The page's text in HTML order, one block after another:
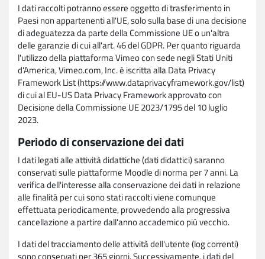
I dati raccolti potranno essere oggetto di trasferimento in
Paesi non appartenenti all'UE, solo sulla base di una decisione
di adeguatezza da parte della Commissione UE o un'altra
delle garanzie di cui all'art. 46 del GDPR. Per quanto riguarda
l'utilizzo della piattaforma Vimeo con sede negli Stati Uniti
d'America, Vimeo.com, Inc. è iscritta alla Data Privacy
Framework List (https://www.dataprivacyframework.gov/list)
di cui al EU-US Data Privacy Framework approvato con
Decisione della Commissione UE 2023/1795 del 10 luglio
2023.
Periodo di conservazione dei dati
I dati legati alle attività didattiche (dati didattici) saranno
conservati sulle piattaforme Moodle di norma per 7 anni. La
verifica dell'interesse alla conservazione dei dati in relazione
alle finalità per cui sono stati raccolti viene comunque
effettuata periodicamente, provvedendo alla progressiva
cancellazione a partire dall'anno accademico più vecchio.
I dati del tracciamento delle attività dell'utente (log correnti)
sono conservati per 365 giorni. Successivamente, i dati del